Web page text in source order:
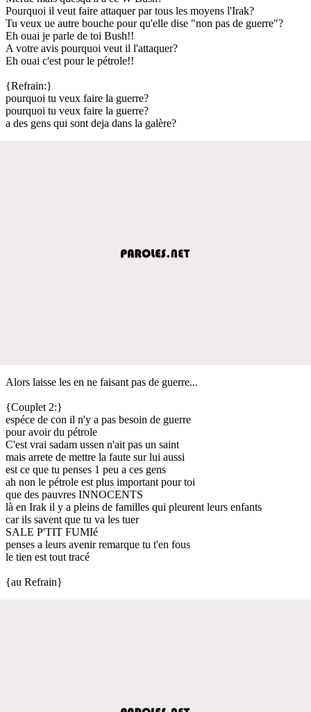
Pourquoi il veut faire attaquer par tous les moyens l'Irak?
Tu veux ue autre bouche pour qu'elle dise "non pas de guerre"?
Eh ouai je parle de toi Bush!!
A votre avis pourquoi veut il l'attaquer?
Eh ouai c'est pour le pétrole!!
{Refrain:}
pourquoi tu veux faire la guerre?
pourquoi tu veux faire la guerre?
a des gens qui sont deja dans la galère?
Alors laisse les en ne faisant pas de guerre...
{Couplet 2:}
espéce de con il n'y a pas besoin de guerre
pour avoir du pétrole
C'est vrai sadam ussen n'ait pas un saint
mais arrete de mettre la faute sur lui aussi
est ce que tu penses 1 peu a ces gens
ah non le pétrole est plus important pour toi
que des pauvres INNOCENTS
là en Irak il y a pleins de familles qui pleurent leurs enfants
car ils savent que tu va les tuer
SALE P'TIT FUMIé
penses a leurs avenir remarque tu t'en fous
le tien est tout tracé
{au Refrain}